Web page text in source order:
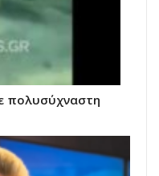
πολυσύχναστη